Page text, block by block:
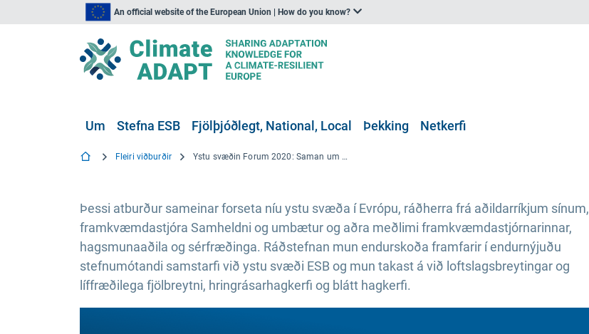
An official website of the European Union | How do you know?
Um Stefna ESB Fjölþjóðlegt, National, Local Þekking Netkerfi
Fleiri viðburðir Ystu svæðin Forum 2020: Saman um sjálfbæra framtíð
Þessi atburður sameinar forseta níu ystu svæða í Evrópu, ráðherra frá aðildarríkjum sínum,
framkvæmdastjóra Samheldni og umbætur og aðra meðlimi framkvæmdastjórnarinnar,
hagsmunaaðila og sérfræðinga. Ráðstefnan mun endurskoða framfarir í endurnýjuðu
stefnumótandi samstarfi við ystu svæði ESB og mun takast á við loftslagsbreytingar og
líffræðilega fjölbreytni, hringrásarhagkerfi og blátt hagkerfi.